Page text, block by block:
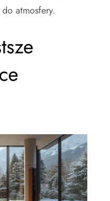
atmosfery.